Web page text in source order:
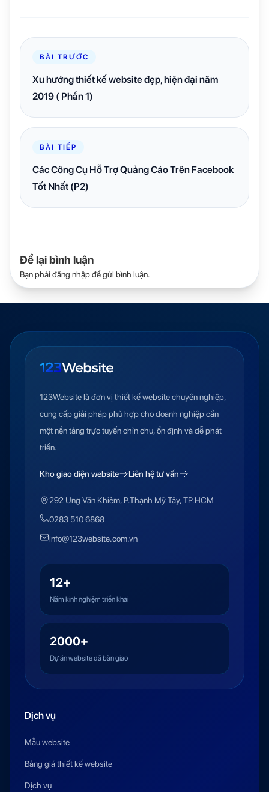
BÀI TRƯỚC
Xu hướng thiết kế website đẹp, hiện đại năm
2019 ( Phần 1)
BÀI TIẾP
Các Công Cụ Hỗ Trợ Quảng Cáo Trên Facebook
Tốt Nhất (P2)
Để lại bình luận
Bạn phải đăng nhậpđể gửi bình luận.
123Website là đơn vị thiết kế website chuyên nghiệp,
cung cấp giải pháp phù hợp cho doanh nghiệp cần
một nền tảng trực tuyến chỉn chu, ổn định và dễ phát
triển.
Kho giao diện website Liên hệ tư vấn
292 Ung Văn Khiêm, P.Thạnh Mỹ Tây, TP.HCM
0283 510 6868
info@123website.com.vn
12+
Năm kinh nghiệm triển khai
2000+
Dự án website đã bàn giao
Dịch vụ
Mẫu website
Bảng giá thiết kế website
Dịch vụ